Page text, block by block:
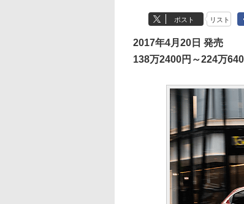
ポスト リスト
2017年4月20日 発売
138万2400円～224万